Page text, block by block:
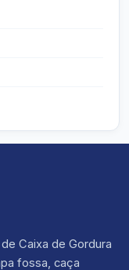
Caixa de Gordura
fossa, caça